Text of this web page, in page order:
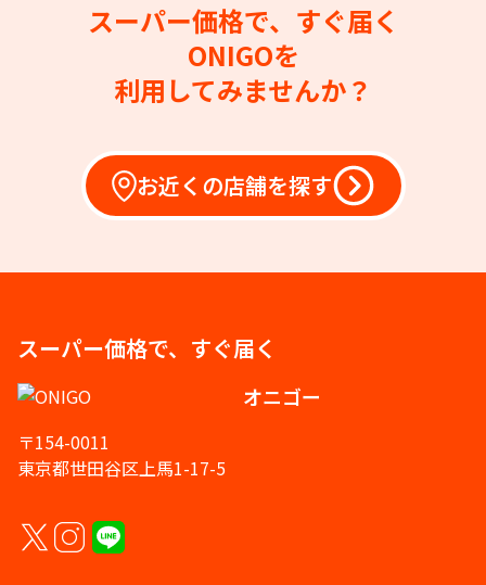
スーパー価格で、すぐ届く
ONIGOを
利用してみませんか？
お近くの店舗を探す
スーパー価格で、すぐ届く
オニゴー
〒154-0011
東京都世田谷区上馬1-17-5